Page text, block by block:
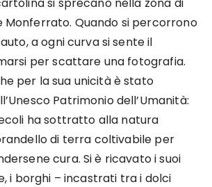
Monferrato. Quando si percorrono
a ogni curva si sente il
per scattare una fotografia.
per la sua unicità è stato
Patrimonio dell’Umanità:
ha sottratto alla natura
di terra coltivabile per
cura. Si è ricavato i suoi
i borghi – incastrati tra i dolci